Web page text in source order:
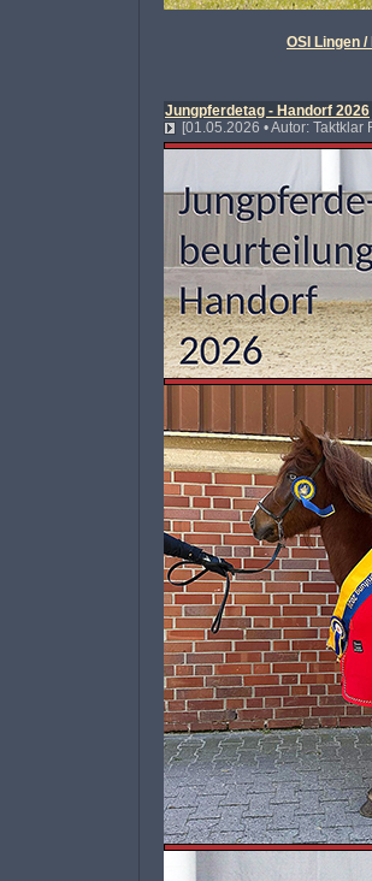
OSI Lingen
Jungpferdetag - Handorf 2026
[01.05.2026 • Autor: Taktklar